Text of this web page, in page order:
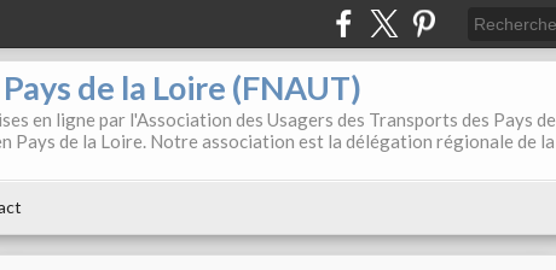
de la Loire (FNAUT)
en ligne par l'Association des Usagers des Transports des Pays de
Pays de la Loire. Notre association est la délégation régionale de la